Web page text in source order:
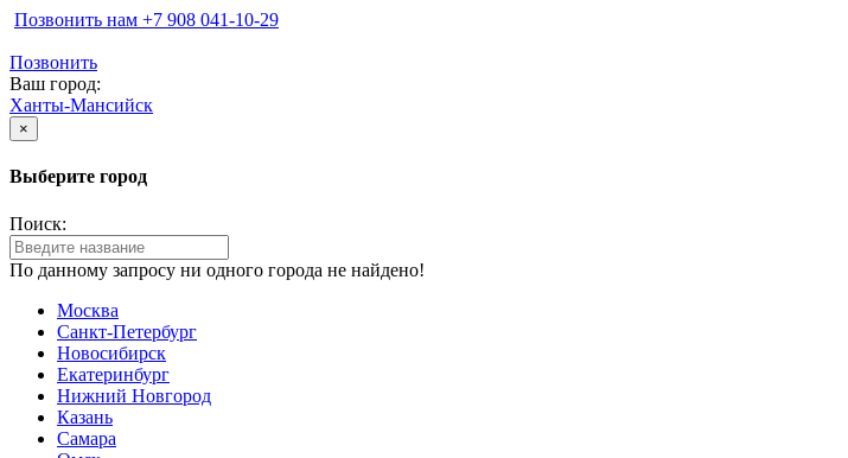
Позвонить нам ‪+7 908 041-10-29
Позвонить
Ваш город:
Ханты-Мансийск
×
Выберите город
Поиск:
По данному запросу ни одного города не найдено!
Москва
Санкт-Петербург
Новосибирск
Екатеринбург
Нижний Новгород
Казань
Самара